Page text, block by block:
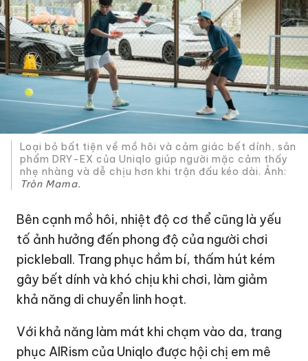
Loại bỏ bất tiện về mồ hôi và cảm giác bết dính, sản
phẩm DRY-EX của Uniqlo giúp người mặc cảm thấy
nhẹ nhàng và dễ chịu hơn khi trận đấu kéo dài. Ảnh:
Tròn Mama.
Bên cạnh mồ hôi, nhiệt độ cơ thể cũng là yếu
tố ảnh hưởng đến phong độ của người chơi
pickleball. Trang phục hầm bí, thấm hút kém
gây bết dính và khó chịu khi chơi, làm giảm
khả năng di chuyển linh hoạt.
Với khả năng làm mát khi chạm vào da, trang
phục AIRism của Uniqlo được hội chị em mê